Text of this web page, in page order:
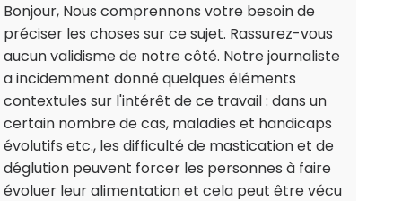
Bonjour, Nous comprennons votre besoin de
préciser les choses sur ce sujet. Rassurez-vous
aucun validisme de notre côté. Notre journaliste
a incidemment donné quelques éléments
contextules sur l'intérêt de ce travail : dans un
certain nombre de cas, maladies et handicaps
évolutifs etc., les difficulté de mastication et de
déglution peuvent forcer les personnes à faire
évoluer leur alimentation et cela peut être vécu